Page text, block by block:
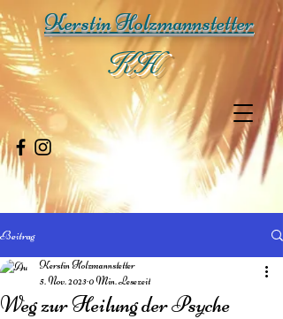
Kerstin Holzmannstetter
KH
Beitrag
Weg zur Heilung der Psyche
Kerstin Holzmannstetter
5. Nov. 2023 0 Min. Lesezeit